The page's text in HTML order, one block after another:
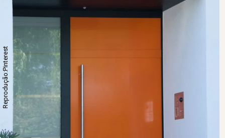
Reprodução:Pinterest